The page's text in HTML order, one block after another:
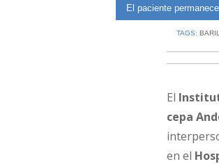
El paciente
TAGS:
El
cepa
en el